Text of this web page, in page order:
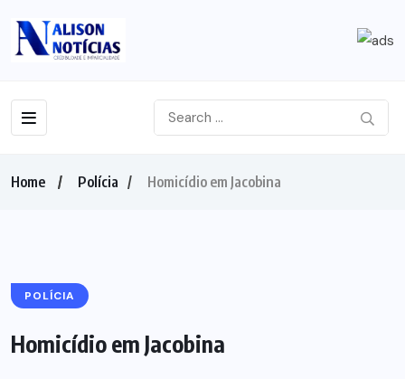
Home Polícia Homicídio em Jacobina
POLÍCIA
Homicídio em Jacobina